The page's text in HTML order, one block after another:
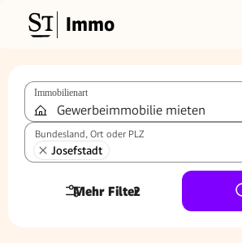
Immo
Immobilienart
Bundesland, Ort oder PLZ
Josefstadt
Mehr Filter
2